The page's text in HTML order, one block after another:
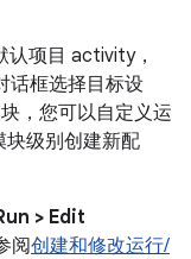
认项目 activity，
话框选择目标设
，您可以自定义运
块级别创建新配
> Edit
阅创建和修改运行/